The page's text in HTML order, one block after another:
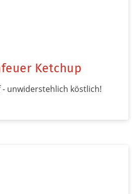
Ketchup
unwiderstehlich köstlich!